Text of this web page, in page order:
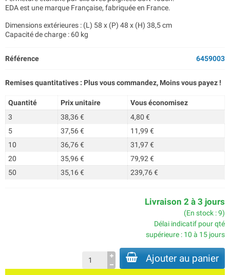
EDA est une marque Française, fabriquée en France.
Dimensions extérieures : (L) 58 x (P) 48 x (H) 38,5 cm
Capacité de charge : 60 kg
Référence 6459003
Remises quantitatives : Plus vous commandez, Moins vous payez !
Quantité Prix unitaire
Vous économisez
3
38,36 €
4,80 €
5
37,56 €
11,99 €
10
36,76 €
31,97 €
20
35,96 €
79,92 €
50
35,16 € 239,76 €
Livraison 2 à 3 jours
(En stock : 9)
Délai indicatif pour qté
supérieure : 10 à 15 jours
Ajouter au panier